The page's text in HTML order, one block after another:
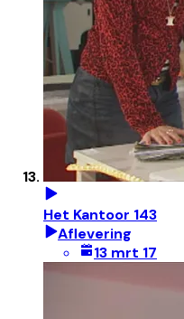
Het Kantoor 143
Aflevering
13 mrt 17